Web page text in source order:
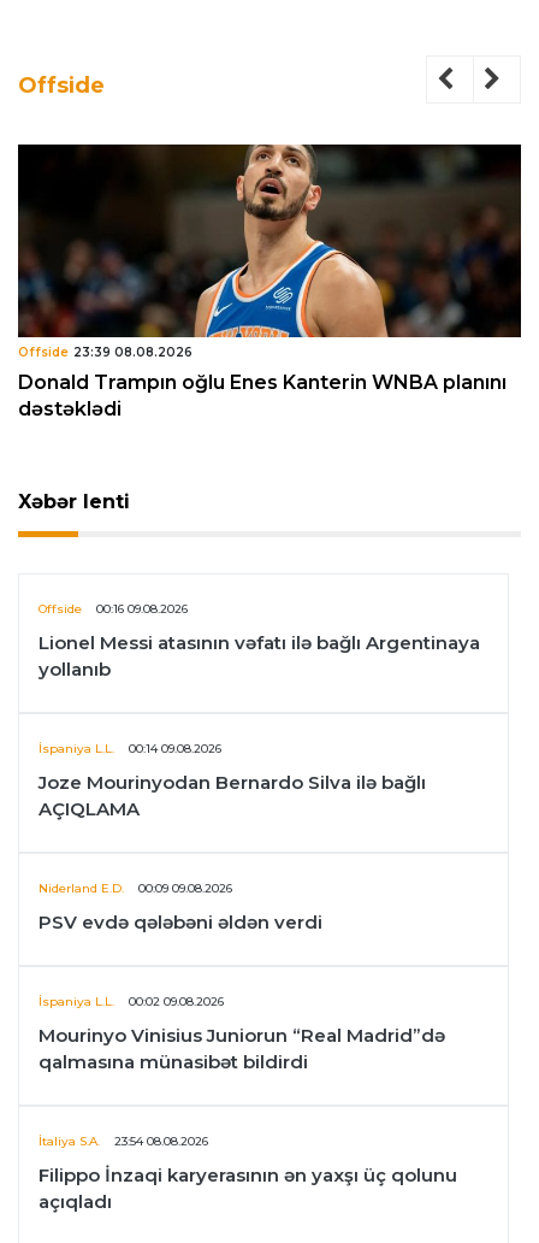
Offside
Offside 23:39 08.08.2026
Donald Trampın oğlu Enes Kanterin WNBA planını
dəstəklədi
Xəbər lenti
Offside 00:16 09.08.2026
Lionel Messi atasının vəfatı ilə bağlı Argentinaya
yollanıb
İspaniya L.L. 00:14 09.08.2026
Joze Mourinyodan Bernardo Silva ilə bağlı
AÇIQLAMA
Niderland E.D. 00:09 09.08.2026
PSV evdə qələbəni əldən verdi
İspaniya L.L. 00:02 09.08.2026
Mourinyo Vinisius Juniorun “Real Madrid”də
qalmasına münasibət bildirdi
İtaliya S.A. 23:54 08.08.2026
Filippo İnzaqi karyerasının ən yaxşı üç qolunu
açıqladı